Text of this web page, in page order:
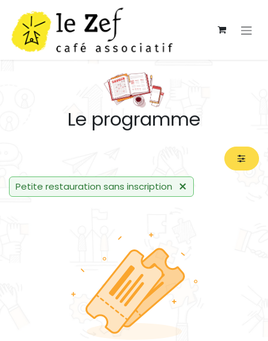
Le programme
Petite restauration sans inscription